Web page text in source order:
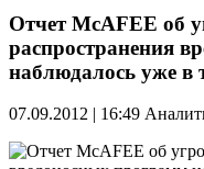
Отчет McAFEE об
распространения
наблюдалось уже в
07.09.2012 | 16:49